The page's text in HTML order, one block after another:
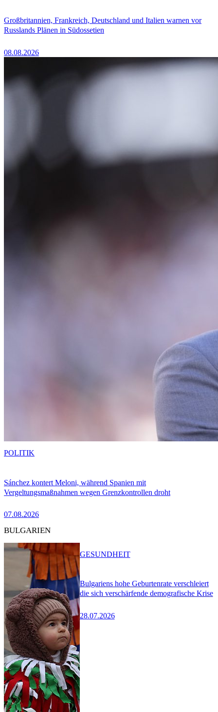
Großbritannien, Frankreich, Deutschland und Italien warnen vor
Russlands Plänen in Südossetien
08.08.2026
Sánchez kontert Meloni, während Spanien mit
Vergeltungsmaßnahmen wegen Grenzkontrollen droht
07.08.2026
POLITIK
BULGARIEN
Bulgariens hohe Geburtenrate verschleiert
die sich verschärfende demografische Krise
28.07.2026
GESUNDHEIT